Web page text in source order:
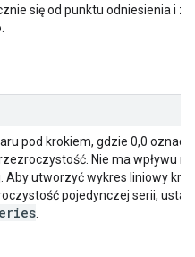
się od punktu odniesienia i
pod krokiem, gdzie 0,0
Nie ma wpływu na
utworzyć wykres liniowy
pojedynczej serii,